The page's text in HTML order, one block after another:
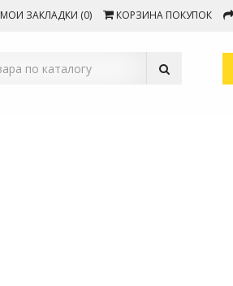
МОИ ЗАКЛАДКИ (0) КОРЗИНА ПОКУПОК